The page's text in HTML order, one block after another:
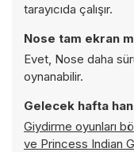
tarayıcıda çalışır.
Nose tam ekran
Evet, Nose daha
oynanabilir.
Gelecek hafta
Giydirme oyunları
ve Princess Indian